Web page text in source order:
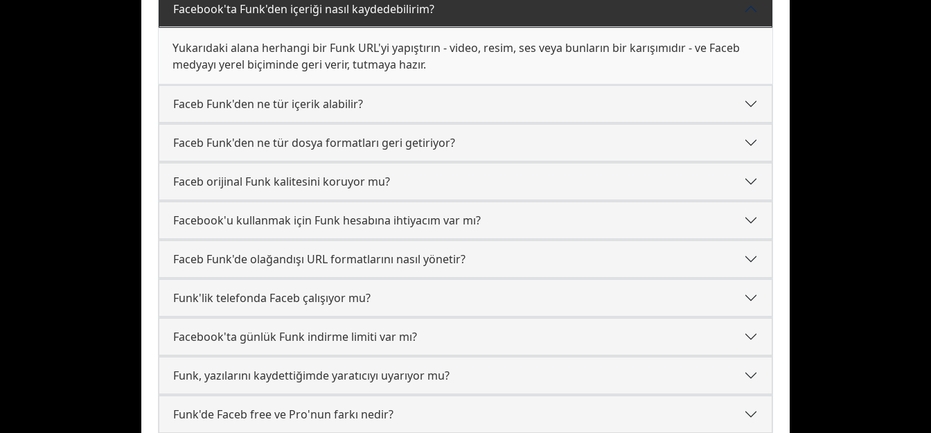
Facebook'ta Funk'den içeriği nasıl kaydedebilirim?
Yukarıdaki alana herhangi bir Funk URL'yi yapıştırın - video, resim, ses veya bunların bir karışımıdır - ve Faceb
medyayı yerel biçiminde geri verir, tutmaya hazır.
Faceb Funk'den ne tür içerik alabilir?
Faceb Funk'den ne tür dosya formatları geri getiriyor?
Faceb orijinal Funk kalitesini koruyor mu?
Facebook'u kullanmak için Funk hesabına ihtiyacım var mı?
Faceb Funk'de olağandışı URL formatlarını nasıl yönetir?
Funk'lik telefonda Faceb çalışıyor mu?
Facebook'ta günlük Funk indirme limiti var mı?
Funk, yazılarını kaydettiğimde yaratıcıyı uyarıyor mu?
Funk'de Faceb free ve Pro'nun farkı nedir?